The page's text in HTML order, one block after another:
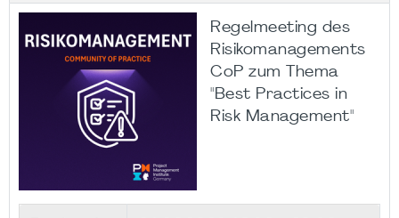
Regelmeeting des
Risikomanagements
CoP zum Thema
"Best Practices in
Risk Management"